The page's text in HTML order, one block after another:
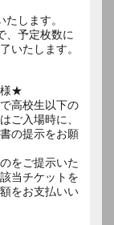
します。
、予定枚数に
いたします。
様★
高校生以下の
ご入場時に、
の提示をお願
をご提示いた
当チケットを
をお支払いい